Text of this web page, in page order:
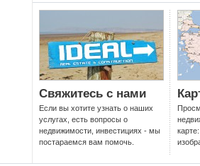
Свяжитесь с нами
Если вы хотите узнать о наших
услугах, есть вопросы о
недвижимости, инвестициях - мы
постараемся вам помочь.